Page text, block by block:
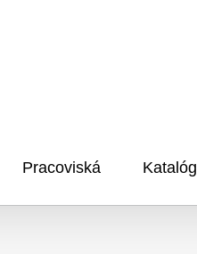
Pracoviská Katalóg